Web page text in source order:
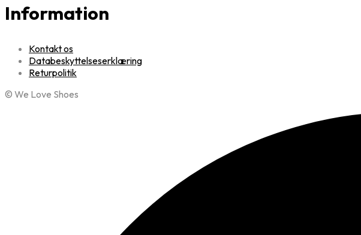
Information
Kontakt os
Databeskyttelseserklæring
Returpolitik
© We Love Shoes